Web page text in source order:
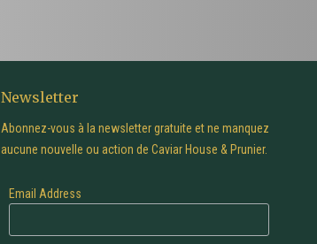
Newsletter
Abonnez-vous à la newsletter gratuite et ne manquez
aucune nouvelle ou action de Caviar House & Prunier.
Email Address